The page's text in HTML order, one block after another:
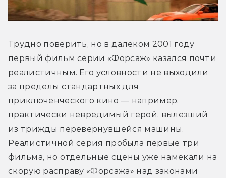
Трудно поверить, но в далеком 2001 году
первый фильм серии «Форсаж» казался почти
реалистичным. Его условности не выходили
за пределы стандартных для
приключенческого кино — например,
практически невредимый герой, вылезший
из трижды перевернувшейся машины.
Реалистичной серия пробыла первые три
фильма, но отдельные сцены уже намекали на
скорую расправу «Форсажа» над законами